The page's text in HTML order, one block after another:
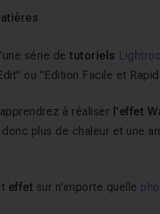
série detutoriels
ou "Edition Facile et
à réaliser l'effet
plus de chaleur et une
effet sur n'importe quelle